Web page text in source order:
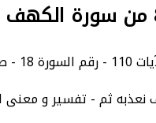
303.
الكهف سبع تفاسير معتمدة - سورة الكهف : عدد الآيات 110 - الصفحة